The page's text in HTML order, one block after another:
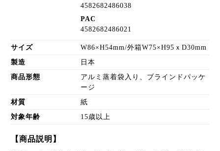
4582682486038
PAC
4582682486021
サイズ W86×H54mm/外箱W75×H95ｘD30mm
製造 日本
商品形態
アルミ蒸着袋入り、ブラインドパッケ
ージ
材質 紙
対象年齢 15歳以上
【商品説明】